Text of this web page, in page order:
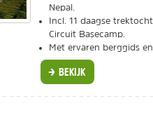
Nepal.
Incl. 11 daagse
Circuit Basecamp.
Met ervaren berggids
BEKIJK